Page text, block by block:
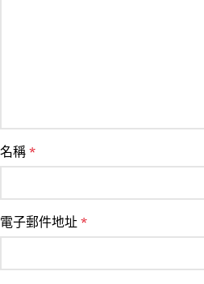
名稱 *
電子郵件地址 *